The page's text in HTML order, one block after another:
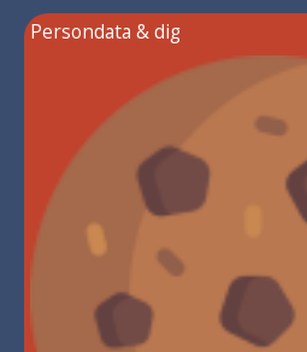
Persondata & dig